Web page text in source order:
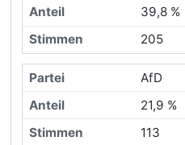
39,8 %
205
AfD
21,9 %
113